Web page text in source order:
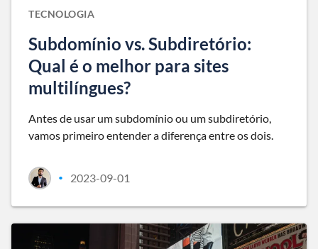
TECNOLOGIA
Subdomínio vs. Subdiretório:
Qual é o melhor para sites
multilíngues?
Antes de usar um subdomínio ou um subdiretório,
vamos primeiro entender a diferença entre os dois.
• 2023-09-01